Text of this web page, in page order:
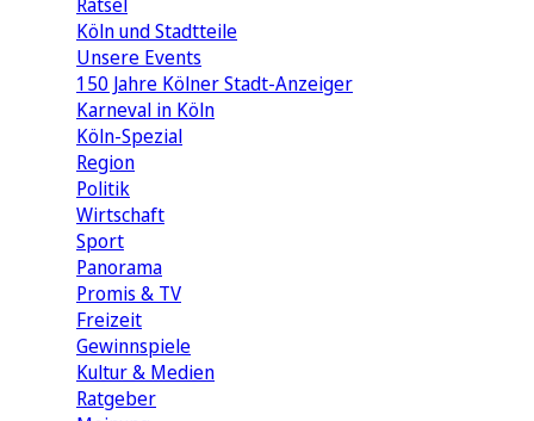
Köln und Stadtteile
Unsere Events
150 Jahre Kölner Stadt-Anzeiger
Karneval in Köln
Köln-Spezial
Region
Politik
Wirtschaft
Sport
Panorama
Promis & TV
Freizeit
Gewinnspiele
Kultur & Medien
Ratgeber